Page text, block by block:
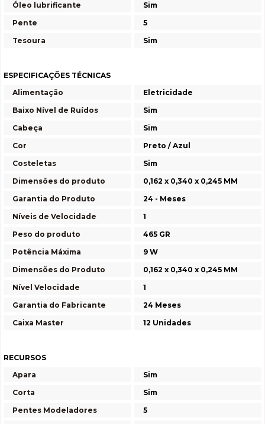
Óleo lubrificante
Sim
Pente
5
Tesoura
Sim
ESPECIFICAÇÕES TÉCNICAS
Alimentação
Eletricidade
Baixo Nível de Ruídos
Sim
Cabeça
Sim
Cor
Preto / Azul
Costeletas
Sim
Dimensões do produto
0,162 x 0,340 x 0,245 MM
Garantia do Produto
24 - Meses
Níveis de Velocidade
1
Peso do produto
465 GR
Potência Máxima
9 W
Dimensões do Produto
0,162 x 0,340 x 0,245 MM
Nível Velocidade
1
Garantia do Fabricante
24 Meses
Caixa Master
12 Unidades
RECURSOS
Apara
Sim
Corta
Sim
Pentes Modeladores
5